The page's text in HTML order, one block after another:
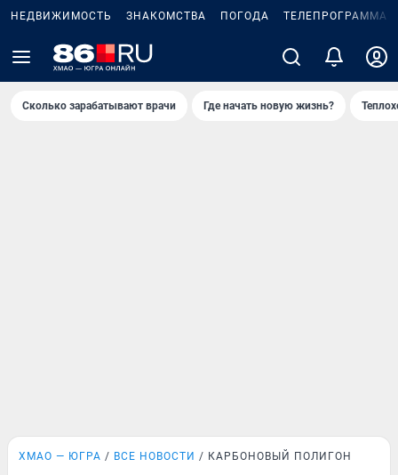
НЕДВИЖИМОСТЬ ЗНАКОМСТВА ПОГОДА ТЕЛЕПРОГРАММА
Сколько зарабатывают врачи Где начать новую жизнь?
ХМАО — ЮГРА ВСЕ НОВОСТИ КАРБОНОВЫЙ ПОЛИГОН